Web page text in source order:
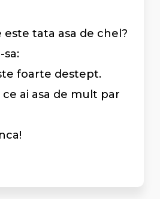
este tata asa de chel?
sa:
foarte destept.
ai asa de mult par